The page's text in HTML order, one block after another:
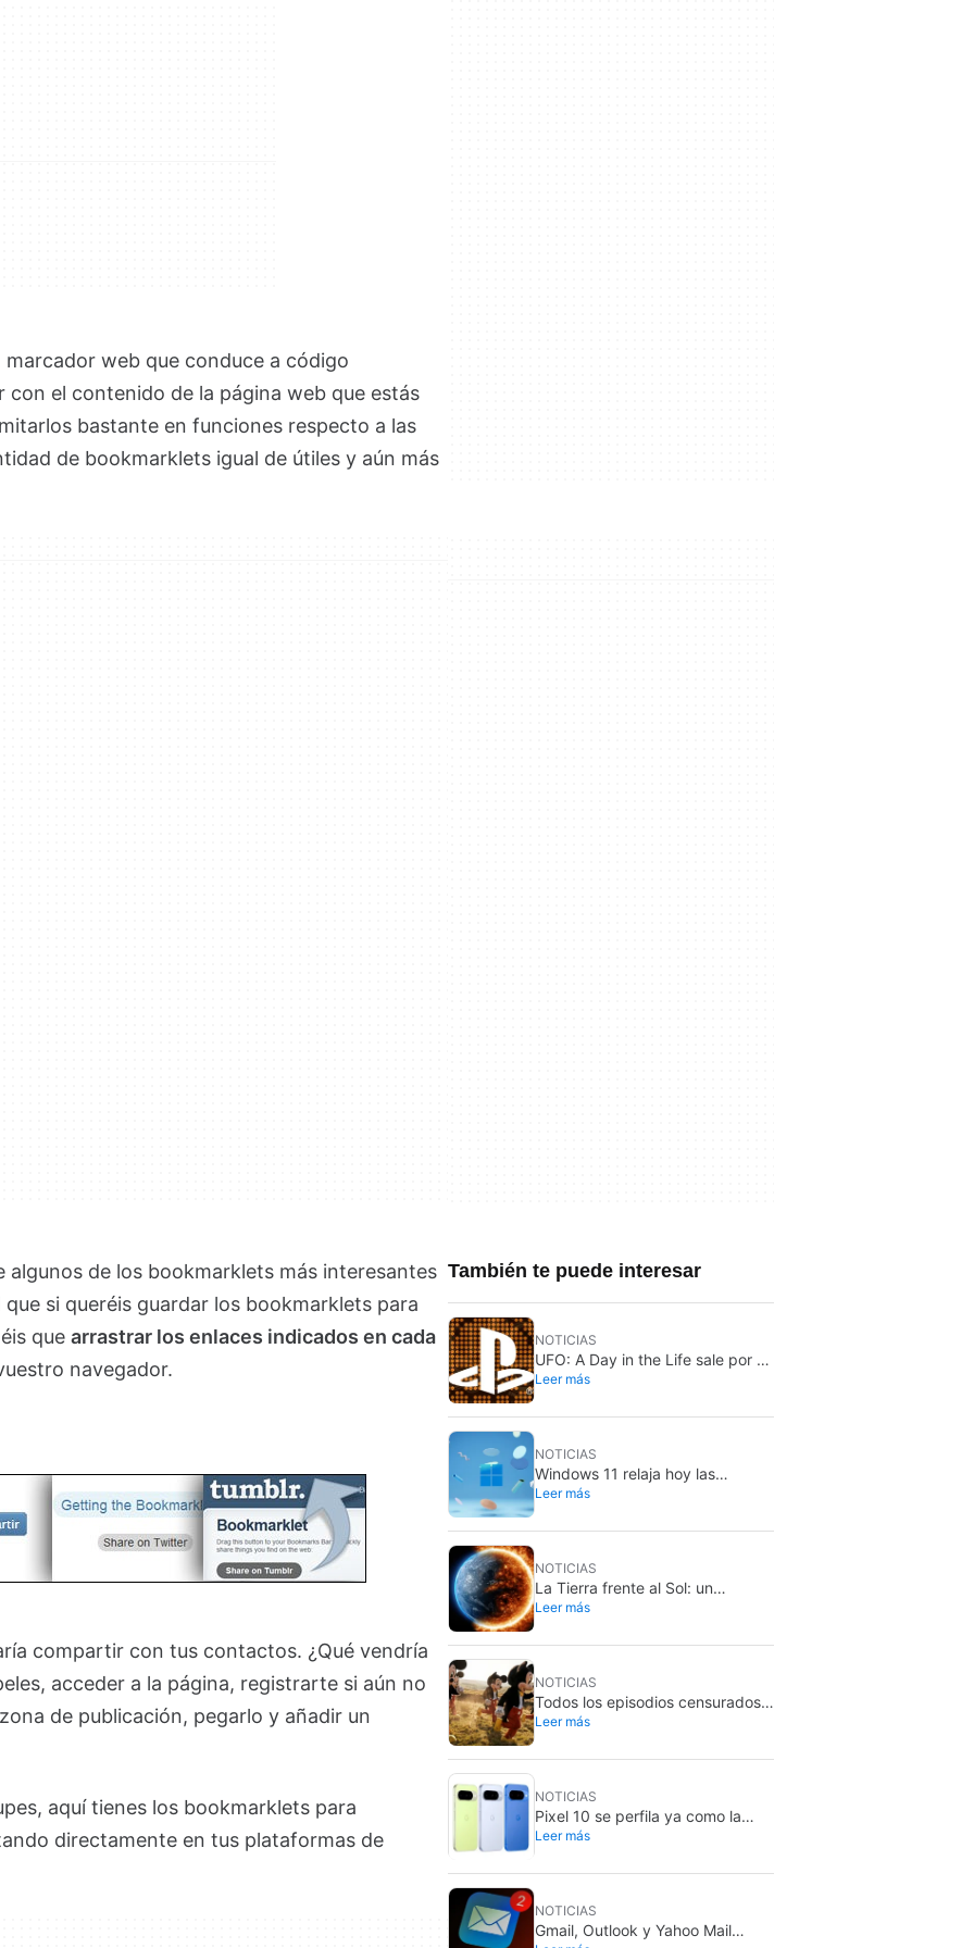
web que conduce a código
el contenido de la página web que estás
bastante en funciones respecto a las
de bookmarklets igual de útiles y aún más
de los bookmarklets más interesantes
que si queréis guardar los bookmarklets para
que arrastrar los enlaces indicados en cada
navegador.
compartir con tus contactos. ¿Qué vendría
acceder a la página, registrarte si aún no
de publicación, pegarlo y añadir un
aquí tienes los bookmarklets para
directamente en tus plataformas de
También te puede interesar
NOTICIAS
UFO: A Day in the Life sale por fin
de Japón: llega a PS5 y Nintendo
Leer más
NOTICIAS
Windows 11 relaja hoy las
actualizaciones: más control para
Leer más
NOTICIAS
La Tierra frente al Sol: un
científico plantea salvarla sin
Leer más
NOTICIAS
Todos los episodios censurados
por Disney Channel de sus series
motivo
Leer más
NOTICIAS
Pixel 10 se perfila ya como la
compra más inteligente: el Pixel
Leer más
NOTICIAS
Gmail, Outlook y Yahoo Mail